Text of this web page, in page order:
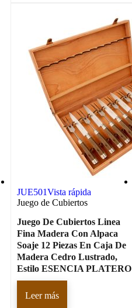
JUE501Vista rápida
Juego de Cubiertos
Juego De Cubiertos Linea
Fina Madera Con Alpaca
Soaje 12 Piezas En Caja De
Madera Cedro Lustrado,
Estilo ESENCIA PLATERO
Leer más